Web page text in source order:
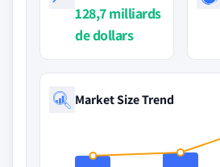
128,7 milliards
de dollars
Market Size Trend